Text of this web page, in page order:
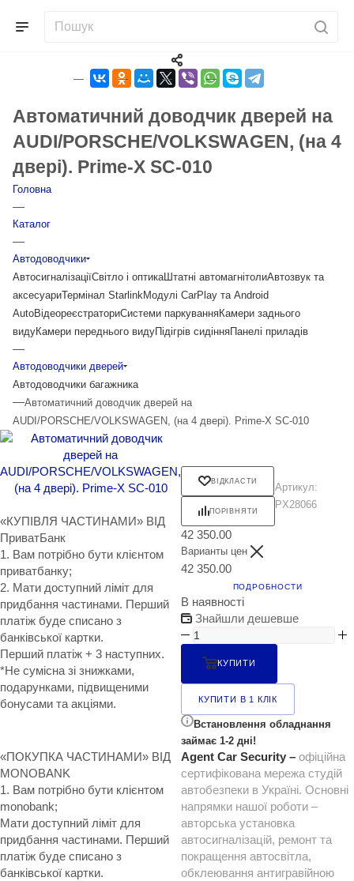
Автоматичний доводчик дверей на
AUDI/PORSCHE/VOLKSWAGEN, (на 4
двері). Prime-X SC-010
Головна
—
Каталог
—
Автодоводчики
АвтосигналізаціїСвітло і оптикаШтатні автомагнітолиАвтозвук та
аксесуариТермінал StarlinkМодулі CarPlay та Android
AutoВідеореєстраториСистеми паркуванняКамери заднього
видуКамери переднього видуПідігрів сидінняПанелі приладів
—
Автодоводчики дверей
Автодоводчики багажника
—Автоматичний доводчик дверей на
AUDI/PORSCHE/VOLKSWAGEN, (на 4 двері). Prime-X SC-010
«КУПІВЛЯ ЧАСТИНАМИ» ВІД
ПриватБанк
1. Вам потрібно бути клієнтом
приватбанку;
2. Мати доступний ліміт для
придбання частинами. Перший
платіж буде списано з
банківської картки.
Перший платіж + 3 наступних.
*Не сумісна зі знижками,
подарунками, підвищеними
бонусами та акціями.
«ПОКУПКА ЧАСТИНАМИ» ВІД
MONOBANK
1. Вам потрібно бути клієнтом
monobank;
Мати доступний ліміт для
придбання частинами. Перший
платіж буде списано з
банківської картки.
ВІДКЛАСТИ
ПОРІВНЯТИ
Артикул:
PX28066
42 350.00
Варианты цен
42 350.00
ПОДРОБНОСТИ
В наявності
Знайшли дешевше
КУПИТИ
КУПИТИ В 1 КЛІК
Встановлення обладнання
займає 1-2 дні!
Agent Car Security – офіційна
сертифікована мережа студій
автобезпеки в Україні. Основні
напрямки нашої роботи –
авторська установка
автосигналізацій, ремонт та
покращення автосвітла,
обклеювання антигравійною